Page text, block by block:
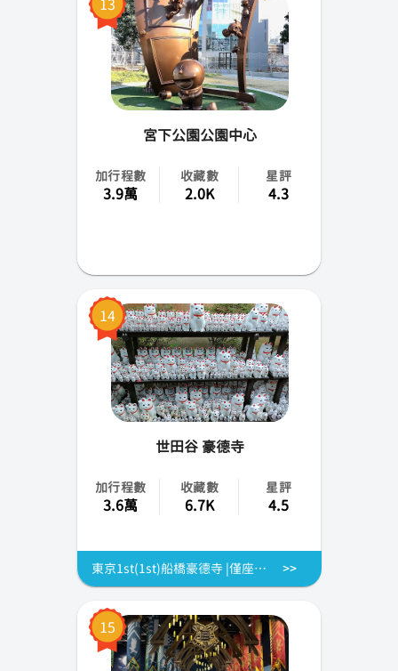
13
宮下公園公園中心
加行程數
3.9萬
收藏數
2.0K
星評
4.3
14
世田谷 豪德寺
加行程數
3.6萬
收藏數
6.7K
星評
4.5
東京1st(1st)船橋豪德寺 |僅座位預定
15